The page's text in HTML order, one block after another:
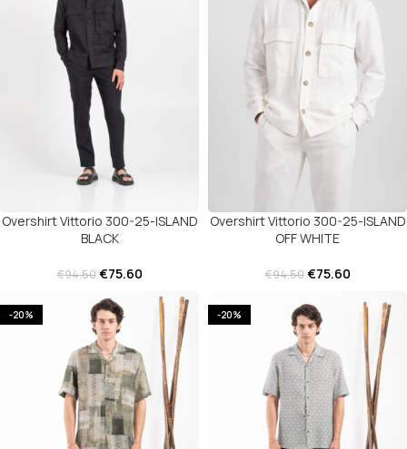
Overshirt Vittorio 300-25-ISLAND
BLACK
€94.50 €75.60
Overshirt Vittorio 300-25-ISLAND
OFF WHITE
€94.50 €75.60
-20% -20%